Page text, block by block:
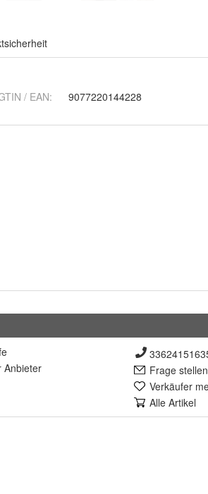
/ EAN: 9077220144228
Anbieter
Frage stellen
Verkäufer
Alle Artikel